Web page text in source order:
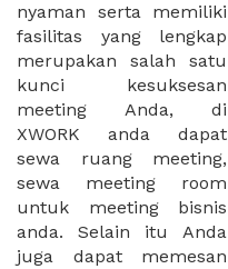
nyaman serta memiliki
fasilitas yang lengkap
merupakan salah satu
kunci kesuksesan
meeting Anda, di
XWORK anda dapat
sewa ruang meeting,
sewa meeting room
untuk meeting bisnis
anda. Selain itu Anda
juga dapat memesan
dapat diatur susunan
tempat duduk sesuai
kebutuhan dan
ketersediaan ruangan.
Ribuan ruang meeting
dapat Anda pilih
berdasarkan corak
interior, lokasi yang
strategis, harga yang
sesuai dengan budget
meeting Anda, ataupun